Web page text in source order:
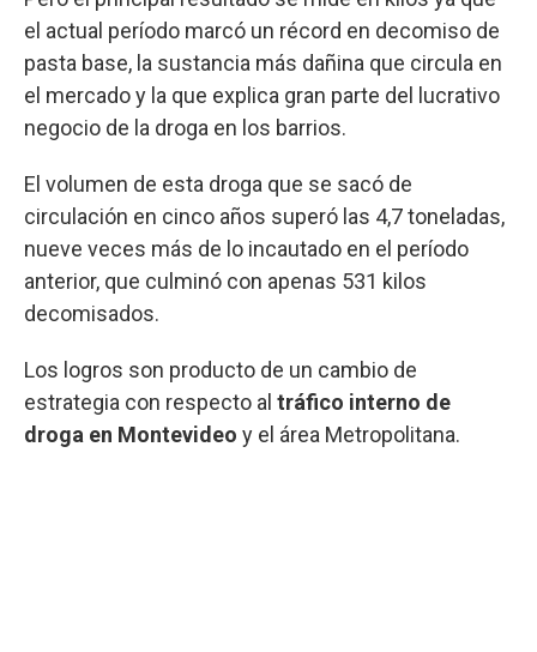
el actual período marcó un récord en decomiso de
pasta base, la sustancia más dañina que circula en
el mercado y la que explica gran parte del lucrativo
negocio de la droga en los barrios.
El volumen de esta droga que se sacó de
circulación en cinco años superó las 4,7 toneladas,
nueve veces más de lo incautado en el período
anterior, que culminó con apenas 531 kilos
decomisados.
Los logros son producto de un cambio de
estrategia con respecto al tráfico interno de
droga en Montevideo y el área Metropolitana.